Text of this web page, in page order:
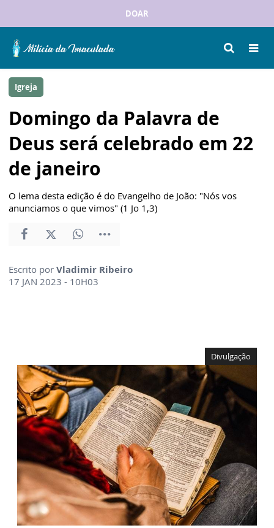
DOAR
Igreja
Domingo da Palavra de
Deus será celebrado em 22
de janeiro
O lema desta edição é do Evangelho de João: "Nós vos
anunciamos o que vimos" (1 Jo 1,3)
Escrito por Vladimir Ribeiro
17 JAN 2023 - 10H03
Divulgação